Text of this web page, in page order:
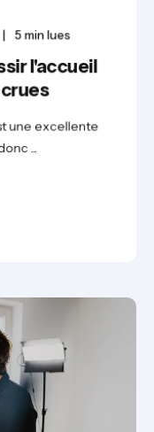
5min lues
l'accueil
une excellente
...